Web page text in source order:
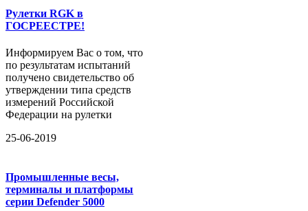
Рулетки RGK в
ГОСРЕЕСТРЕ!
Информируем Вас о том, что
по результатам испытаний
получено свидетельство об
утверждении типа средств
измерений Российской
Федерации на рулетки
25-06-2019
Промышленные весы,
терминалы и платформы
серии Defender 5000